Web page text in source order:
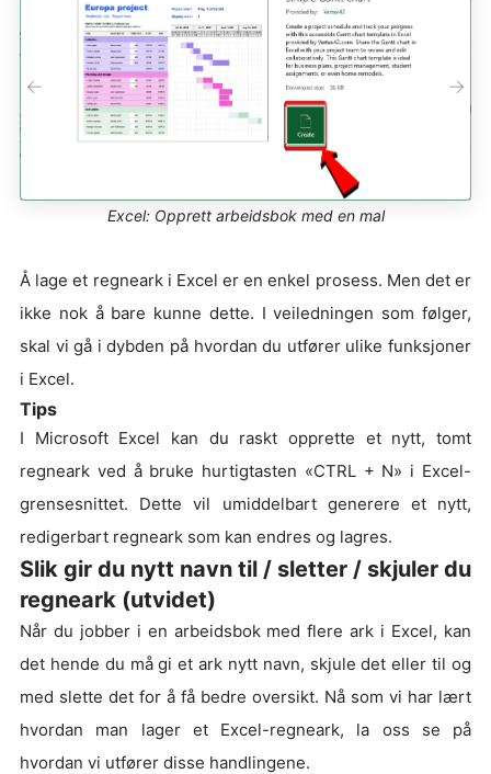
Excel: Opprett arbeidsbok med en mal
Å lage et regneark i Excel er en enkel prosess. Men det er
ikke nok å bare kunne dette. I veiledningen som følger,
skal vi gå i dybden på hvordan du utfører ulike funksjoner
i Excel.
Tips
I Microsoft Excel kan du raskt opprette et nytt, tomt
regneark ved å bruke hurtigtasten «CTRL + N» i Excel-
grensesnittet. Dette vil umiddelbart generere et nytt,
redigerbart regneark som kan endres og lagres.
Slik gir du nytt navn til / sletter / skjuler du
regneark (utvidet)
Når du jobber i en arbeidsbok med flere ark i Excel, kan
det hende du må gi et ark nytt navn, skjule det eller til og
med slette det for å få bedre oversikt. Nå som vi har lært
hvordan man lager et Excel-regneark, la oss se på
hvordan vi utfører disse handlingene.